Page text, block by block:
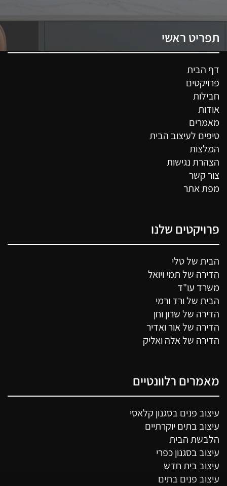
תפריט ראשי
דף הבית
פרויקטים
חבילות
אודות
מאמרים
טיפים לעיצוב הבית
המלצות
הצהרת נגישות
צור קשר
מפת אתר
פרויקטים שלנו
הבית של טלי
הדירה של תמי ויואל
משרד עו"ד
הבית של ורד ורמי
הדירה של שרון וחן
הדירה של אור ואדיר
הדירה של אלה ואליק
מאמרים רלוונטיים
עיצוב פנים בסגנון קלאסי
עיצוב בתים יוקרתיים
הלבשת הבית
עיצוב בסגנון כפרי
עיצוב בית חדש
עיצוב פנים בתים